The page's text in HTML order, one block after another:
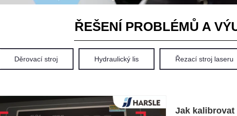
ŘEŠENÍ PROBLÉMŮ A
Děrovací stroj Hydraulický lis Řezací stroj laseru
Jak kalibrovat